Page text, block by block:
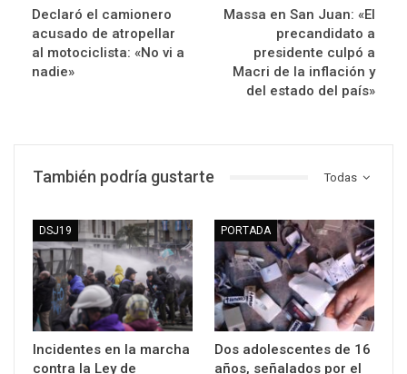
Declaró el camionero
acusado de atropellar
al motociclista: «No vi a
nadie»
Massa en San Juan: «El
precandidato a
presidente culpó a
Macri de la inflación y
del estado del país»
Todas
También podría gustarte
DSJ19
Incidentes en la marcha
contra la Ley de
PORTADA
Dos adolescentes de 16
años, señalados por el